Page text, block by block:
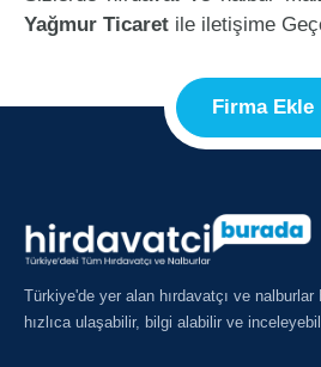
Yağmur Ticaret ile iletişime
Firma Ekle
Türkiye'de yer alan hırdavatçı ve
hızlıca ulaşabilir, bilgi alabilir ve